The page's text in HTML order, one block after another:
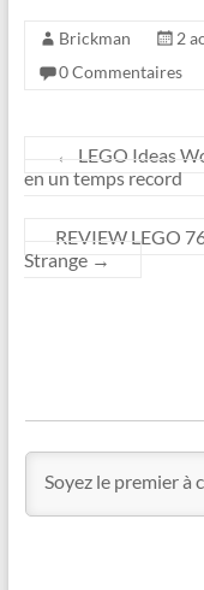
Brickman 2
0 Commentaires
←
LEGO Ideas
en un temps record
REVIEW LEGO
Strange →